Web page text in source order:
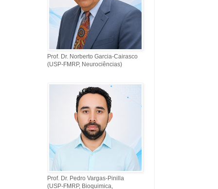
Prof. Dr. Norberto Garcia-Cairasco
(USP-FMRP, Neurociências)
Prof. Dr. Pedro Vargas-Pinilla
(USP-FMRP, Bioquimica,